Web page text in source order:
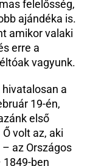
felelősség,
ajándéka is.
amikor valaki
erre a
vagyunk.
a
19-én,
első
volt az, aki
az Országos
ben